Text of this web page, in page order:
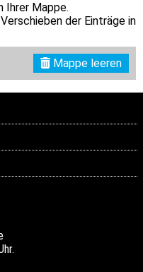
Ihrer Mappe.
der Einträge in
Mappe leeren